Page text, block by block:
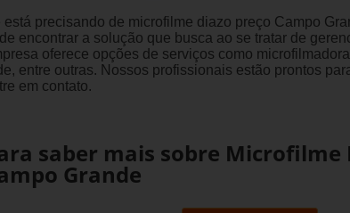
está precisando de microfilme diazo preço Campo
encontrar a solução que busca ao se tratar de
oferece opções de serviços como
entre outras. Nossos profissionais estão prontos
em contato.
saber mais sobre Microfilme
Grande